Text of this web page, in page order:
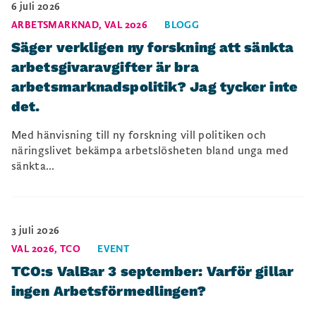
6 juli 2026
ARBETSMARKNAD,VAL 2026 BLOGG
Säger verkligen ny forskning att sänkta
arbetsgivaravgifter är bra
arbetsmarknadspolitik? Jag tycker inte
det.
Med hänvisning till ny forskning vill politiken och
näringslivet bekämpa arbetslösheten bland unga med
sänkta...
3 juli 2026
VAL 2026,TCO EVENT
TCO:s ValBar 3 september: Varför gillar
ingen Arbetsförmedlingen?